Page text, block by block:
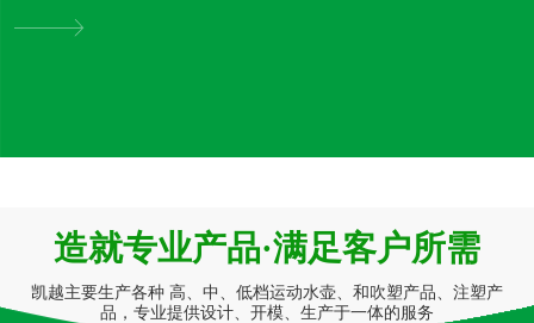
造就专业产品·满足客户所需
凯越主要生产各种 高、中、低档运动水壶、和吹塑产品、注塑产
品，专业提供设计、开模、生产于一体的服务